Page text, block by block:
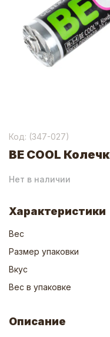
Код: (347-027)
BE COOL
Нет в наличии
Характеристики
Вес
Размер упаковки
Вкус
Вес в упаковке
Описание